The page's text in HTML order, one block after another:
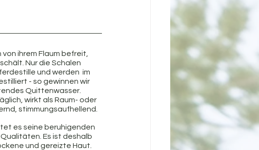
ihrem Flaum befreit,
Nur die Schalen
und werden  im
- so gewinnen wir
Quittenwasser.
wirkt als Raum- oder
stimmungsaufhellend.
es seine beruhigenden
Es ist deshalb
und gereizte Haut.